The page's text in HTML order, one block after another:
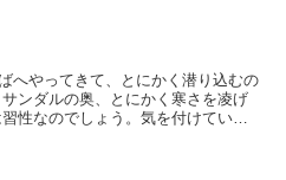
へやってきて、とにかく潜り込むの
ンダルの奥、とにかく寒さを凌げ
性なのでしょう。気を付けていた